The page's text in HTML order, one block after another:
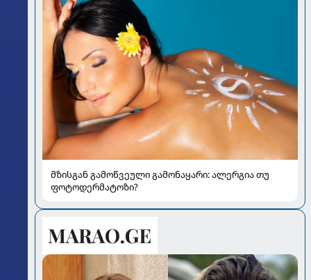
მზისგან გამოწვეული გამონაყარი: ალერგია თუ
ფოტოდერმატოზი?